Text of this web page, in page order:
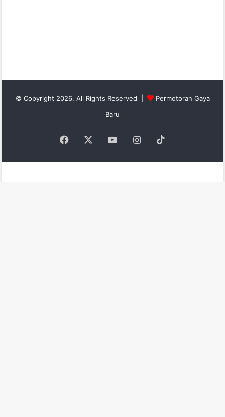
© Copyright 2026, All Rights Reserved |
Permotoran Gaya
Baru
Facebook YouTubeInstagram